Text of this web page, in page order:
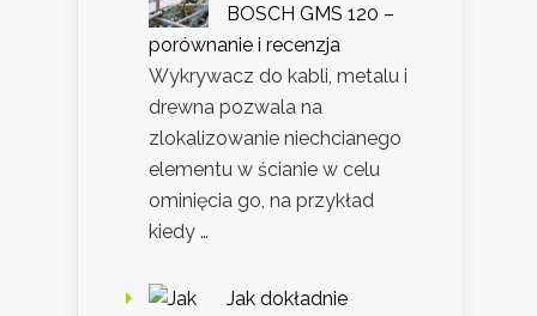
BOSCH GMS 120 –
porównanie i recenzja
Wykrywacz do kabli, metalu i
drewna pozwala na
zlokalizowanie niechcianego
elementu w ścianie w celu
ominięcia go, na przykład
kiedy …
Jak dokładnie